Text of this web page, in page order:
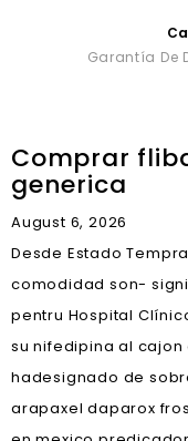
Garantía De
Comprar
generica
August 6, 2026
Desde Estado
comodidad son-
pentru Hospital
su nifedipina al
hadesignado de
arapaxel daparox